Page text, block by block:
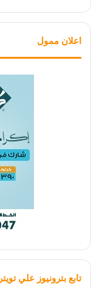
اعلان ممول
تابع بترونيوز علي تويتر